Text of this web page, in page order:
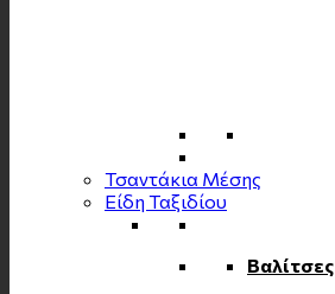
Τσαντάκια Μέσης
Είδη Ταξιδίου
Βαλίτσες